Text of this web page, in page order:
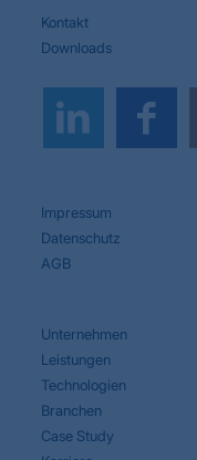
Kontakt
Downloads
Impressum
Datenschutz
AGB
Unternehmen
Leistungen
Technologien
Branchen
Case Study